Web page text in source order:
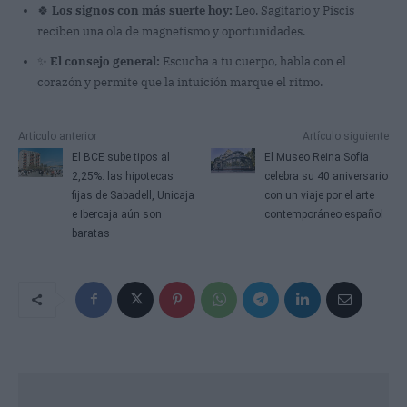
🍀 Los signos con más suerte hoy: Leo, Sagitario y Piscis
reciben una ola de magnetismo y oportunidades.
El consejo general: Escucha a tu cuerpo, habla con el
corazón y permite que la intuición marque el ritmo.
Artículo anterior
El BCE sube tipos al
2,25%: las hipotecas
fijas de Sabadell, Unicaja
e Ibercaja aún son
baratas
Artículo siguiente
El Museo Reina Sofía
celebra su 40 aniversario
con un viaje por el arte
contemporáneo español